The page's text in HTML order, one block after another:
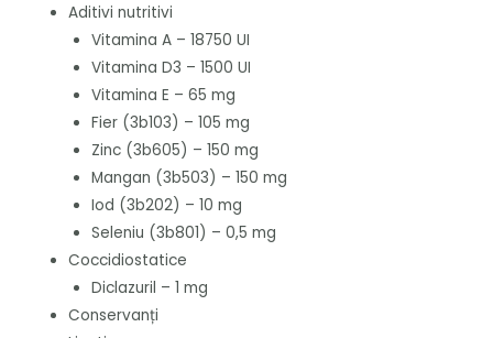
Aditivi nutritivi
Vitamina A – 18750 UI
Vitamina D3 – 1500 UI
Vitamina E – 65 mg
Fier (3b103) – 105 mg
Zinc (3b605) – 150 mg
Mangan (3b503) – 150 mg
Iod (3b202) – 10 mg
Seleniu (3b801) – 0,5 mg
Coccidiostatice
Diclazuril – 1 mg
Conservanți